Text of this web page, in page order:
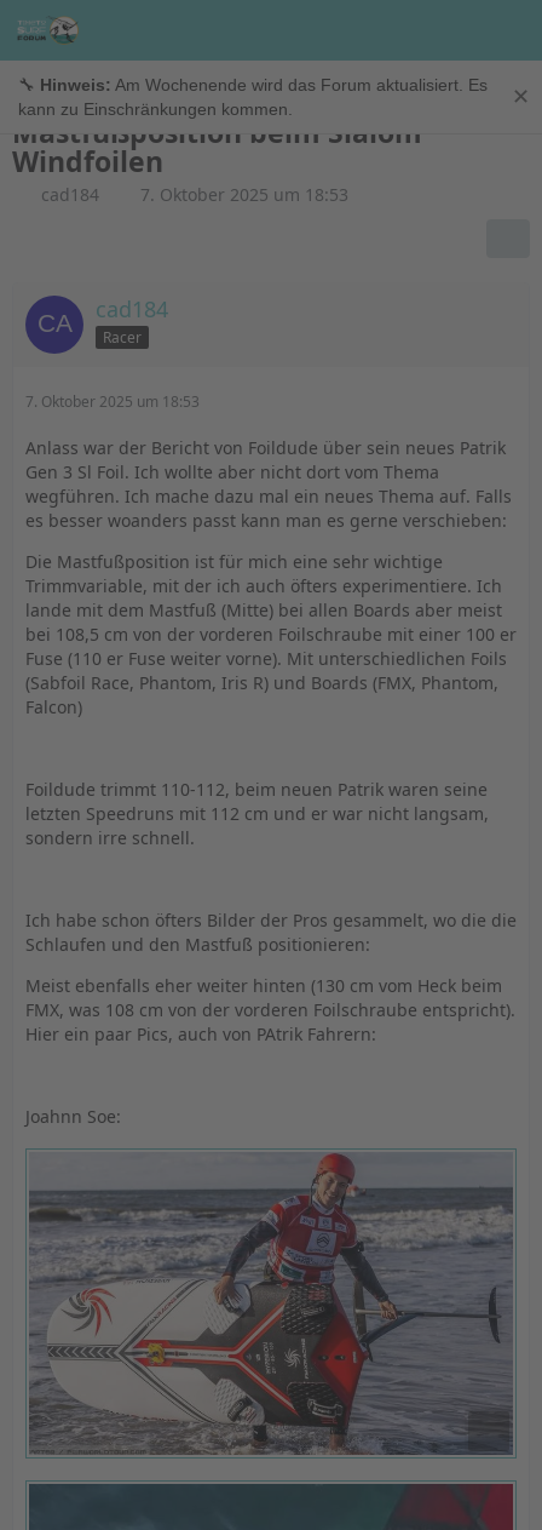
🔧 Hinweis: Am Wochenende wird das Forum aktualisiert. Es
kann zu Einschränkungen kommen.
✕
Windfoil
Mastfußposition beim Slalom
Windfoilen
cad184 7. Oktober 2025 um 18:53
cad184
Racer
7. Oktober 2025 um 18:53
Anlass war der Bericht von Foildude über sein neues Patrik
Gen 3 Sl Foil. Ich wollte aber nicht dort vom Thema
wegführen. Ich mache dazu mal ein neues Thema auf. Falls
es besser woanders passt kann man es gerne verschieben:
Die Mastfußposition ist für mich eine sehr wichtige
Trimmvariable, mit der ich auch öfters experimentiere. Ich
lande mit dem Mastfuß (Mitte) bei allen Boards aber meist
bei 108,5 cm von der vorderen Foilschraube mit einer 100 er
Fuse (110 er Fuse weiter vorne). Mit unterschiedlichen Foils
(Sabfoil Race, Phantom, Iris R) und Boards (FMX, Phantom,
Falcon)
Foildude trimmt 110-112, beim neuen Patrik waren seine
letzten Speedruns mit 112 cm und er war nicht langsam,
sondern irre schnell.
Ich habe schon öfters Bilder der Pros gesammelt, wo die die
Schlaufen und den Mastfuß positionieren:
Meist ebenfalls eher weiter hinten (130 cm vom Heck beim
FMX, was 108 cm von der vorderen Foilschraube entspricht).
Hier ein paar Pics, auch von PAtrik Fahrern:
Joahnn Soe: